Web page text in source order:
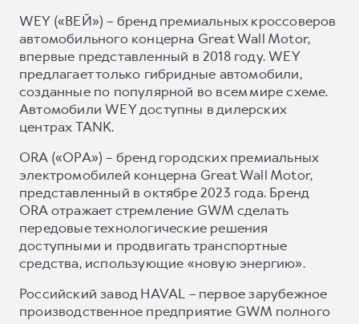
WEY («ВЕЙ») – бренд премиальных кроссоверов
автомобильного концерна Great Wall Motor,
впервые представленный в 2018 году. WEY
предлагает только гибридные автомобили,
созданные по популярной во всем мире схеме.
Автомобили WEY доступны в дилерских
центрах TANK.
ORA («ОРА») – бренд городских премиальных
электромобилей концерна Great Wall Motor,
представленный в октябре 2023 года. Бренд
ORA отражает стремление GWM сделать
передовые технологические решения
доступными и продвигать транспортные
средства, использующие «новую энергию».
Российский завод HAVAL – первое зарубежное
производственное предприятие GWM полного